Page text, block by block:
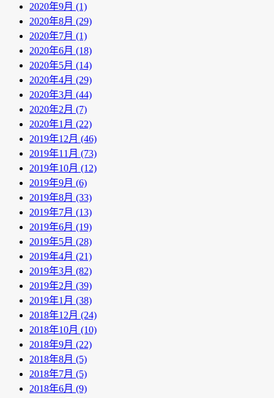
2020年9月 (1)
2020年8月 (29)
2020年7月 (1)
2020年6月 (18)
2020年5月 (14)
2020年4月 (29)
2020年3月 (44)
2020年2月 (7)
2020年1月 (22)
2019年12月 (46)
2019年11月 (73)
2019年10月 (12)
2019年9月 (6)
2019年8月 (33)
2019年7月 (13)
2019年6月 (19)
2019年5月 (28)
2019年4月 (21)
2019年3月 (82)
2019年2月 (39)
2019年1月 (38)
2018年12月 (24)
2018年10月 (10)
2018年9月 (22)
2018年8月 (5)
2018年7月 (5)
2018年6月 (9)